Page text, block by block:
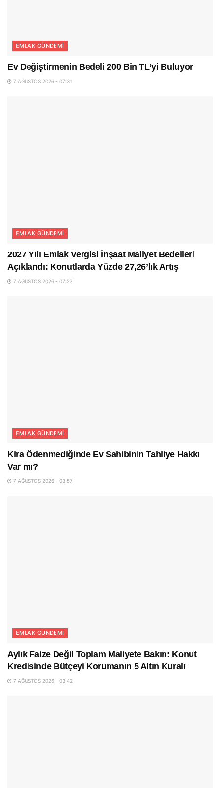
EMLAK GÜNDEMI
Ev Değiştirmenin Bedeli 200 Bin TL’yi Buluyor
7 AĞUSTOS 2026 - 07:31
EMLAK GÜNDEMI
2027 Yılı Emlak Vergisi İnşaat Maliyet Bedelleri
Açıklandı: Konutlarda Yüzde 27,26’lık Artış
7 AĞUSTOS 2026 - 07:27
EMLAK GÜNDEMI
Kira Ödenmediğinde Ev Sahibinin Tahliye Hakkı
Var mı?
7 AĞUSTOS 2026 - 03:57
EMLAK GÜNDEMI
Aylık Faize Değil Toplam Maliyete Bakın: Konut
Kredisinde Bütçeyi Korumanın 5 Altın Kuralı
7 AĞUSTOS 2026 - 03:42